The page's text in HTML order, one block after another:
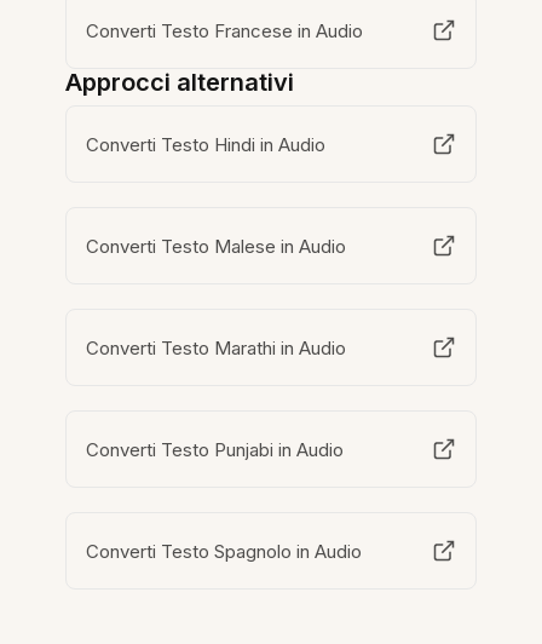
Converti Testo Francese in Audio
Approcci alternativi
Converti Testo Hindi in Audio
Converti Testo Malese in Audio
Converti Testo Marathi in Audio
Converti Testo Punjabi in Audio
Converti Testo Spagnolo in Audio